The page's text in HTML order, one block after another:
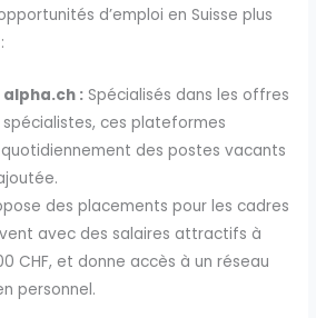
d’emploi en Suisse plus
: Spécialisés dans les offres
ces plateformes
des postes vacants
des placements pour les cadres
avec des salaires attractifs à
CHF, et donne accès à un réseau
personnel.